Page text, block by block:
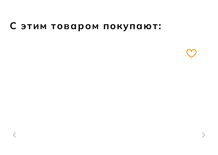
С этим товаром покупают: